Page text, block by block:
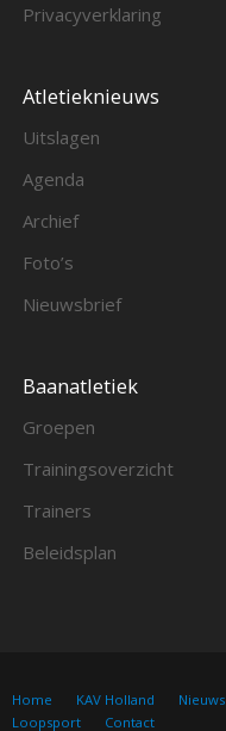
Privacyverklaring
Atletieknieuws
Uitslagen
Agenda
Archief
Foto’s
Nieuwsbrief
Baanatletiek
Groepen
Trainingsoverzicht
Trainers
Beleidsplan
Home KAV Holland Nieuws
Loopsport
Contact